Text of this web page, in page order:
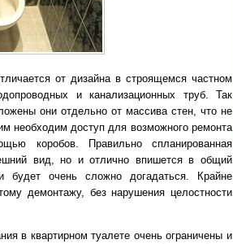
от дизайна в строящемся частном
и канализационных труб. Так
они отдельно от массива стен, что не
необходим доступ для возможного ремонта
коробов. Правильно спланированная
вид, но и отлично впишется в общий
будет очень сложно догадаться. Крайне
демонтажу, без нарушения целостности
в квартирном туалете очень ограничены и